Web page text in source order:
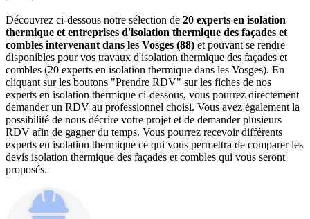
Découvrez ci-dessous notre sélection de 20 experts en isolation
thermique et entreprises d'isolation thermique des façades et
combles intervenant dans les Vosges (88) et pouvant se rendre
disponibles pour vos travaux d'isolation thermique des façades et
combles (20 experts en isolation thermique dans les Vosges). En
cliquant sur les boutons "Prendre RDV" sur les fiches de nos
experts en isolation thermique ci-dessous, vous pourrez directement
demander un RDV au professionnel choisi. Vous avez également la
possibilité de nous décrire votre projet et de demander plusieurs
RDV afin de gagner du temps. Vous pourrez recevoir différents
experts en isolation thermique ce qui vous permettra de comparer les
devis isolation thermique des façades et combles qui vous seront
proposés.